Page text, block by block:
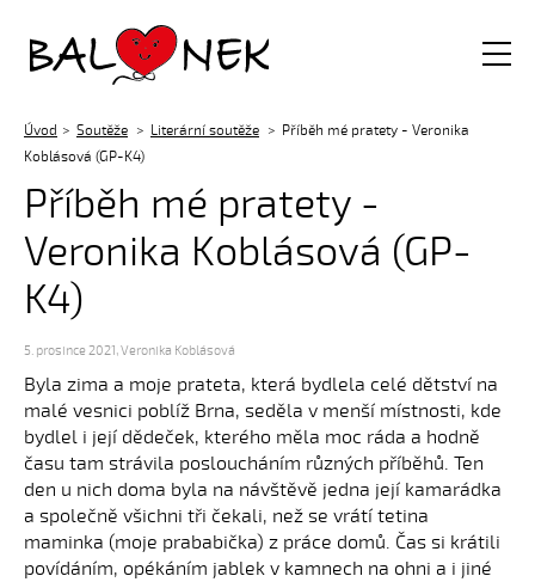
Balónek z.s.
Úvod Soutěže Literární soutěže
Příběh mé pratety - Veronika
Koblásová (GP-K4)
Příběh mé pratety -
Veronika Koblásová (GP-
K4)
5. prosince 2021,Veronika Koblásová
Byla zima a moje prateta, která bydlela celé dětství na
malé vesnici poblíž Brna, seděla v menší místnosti, kde
bydlel i její dědeček, kterého měla moc ráda a hodně
času tam strávila posloucháním různých příběhů. Ten
den u nich doma byla na návštěvě jedna její kamarádka
a společně všichni tři čekali, než se vrátí tetina
maminka (moje prababička) z práce domů. Čas si krátili
povídáním, opékáním jablek v kamnech na ohni a i jiné